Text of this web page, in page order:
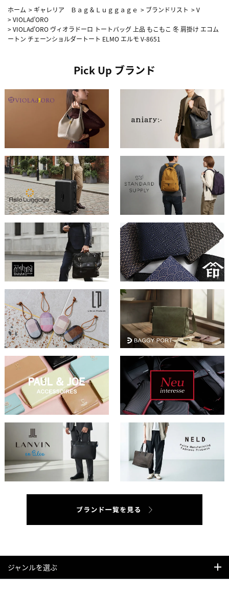
ホーム > ギャレリア Ｂａｇ＆Ｌｕｇｇａｇｅ > ブランドリスト >V
>VIOLAd’ORO
>VIOLAd'ORO ヴィオラドーロ トートバッグ 上品 もこもこ 冬 肩掛け エコム
ートン チェーンショルダートート ELMO エルモ V-8651
Pick Up ブランド
ジャンルを選ぶ